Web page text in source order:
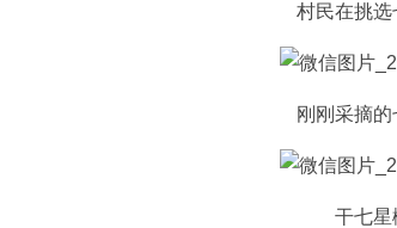
村民在挑
刚刚采摘
干七